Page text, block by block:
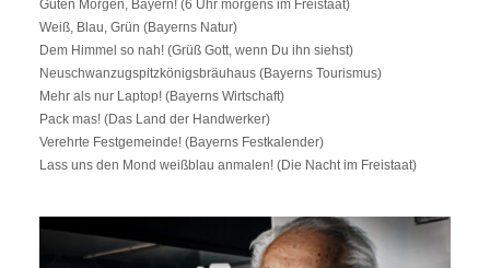
Guten Morgen, Bayern! (6 Uhr morgens im Freistaat)
Weiß, Blau, Grün (Bayerns Natur)
Dem Himmel so nah! (Grüß Gott, wenn Du ihn siehst)
Neuschwanzugspitzkönigsbräuhaus (Bayerns Tourismus)
Mehr als nur Laptop! (Bayerns Wirtschaft)
Pack mas! (Das Land der Handwerker)
Verehrte Festgemeinde! (Bayerns Festkalender)
Lass uns den Mond weißblau anmalen! (Die Nacht im Freistaat)